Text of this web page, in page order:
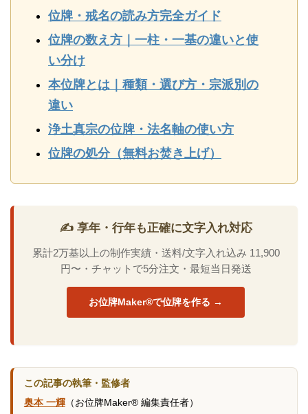
位牌・戒名の読み方完全ガイド
位牌の数え方｜一柱・一基の違いと使
い分け
本位牌とは｜種類・選び方・宗派別の
違い
浄土真宗の位牌・法名軸の使い方
位牌の処分（無料お焚き上げ）
✍️ 享年・行年も正確に文字入れ対応
累計2万基以上の制作実績・送料/文字入れ込み 11,900
円〜・チャットで5分注文・最短当日発送
お位牌Maker®で位牌を作る →
この記事の執筆・監修者
奥本 一輝（お位牌Maker® 編集責任者）